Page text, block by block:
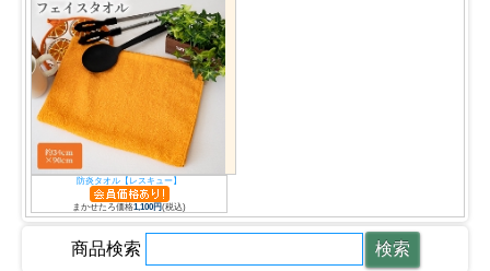
防炎タオル【レスキュー】
まかせたろ価格1,100円(税込)
商品検索